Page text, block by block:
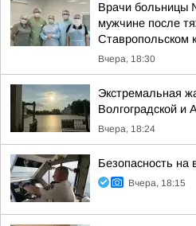
Врачи больницы
мужчине после
Ставропольском
Вчера, 18:30
Экстремальная
Волгоградской и
Вчера, 18:24
Безопасность на
Вчера, 18:15